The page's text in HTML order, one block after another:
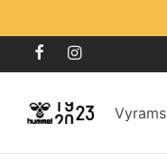
Vyrams